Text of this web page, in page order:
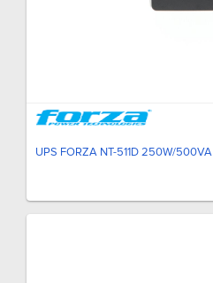
UPS FORZA NT-511D 250W/500VA